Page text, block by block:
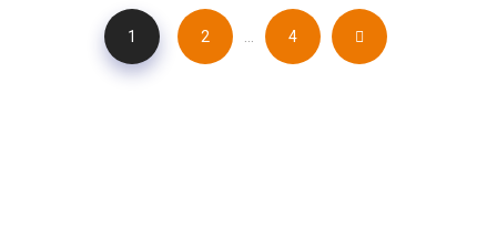
1 2 … 4